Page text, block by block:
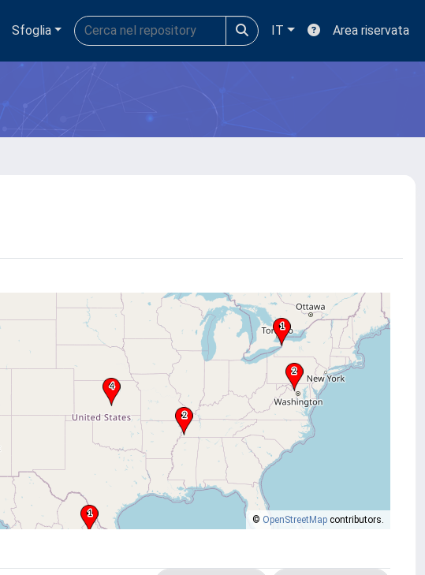
Sfoglia IT Area riservata
© OpenStreetMap contributors.